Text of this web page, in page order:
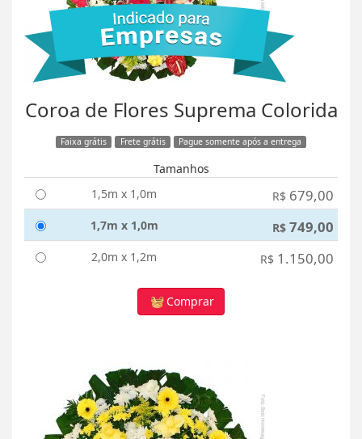
Coroa de Flores Suprema Colorida
Faixa grátis Frete grátis Pague somente após a entrega
Tamanhos
1,5m x 1,0m
R$ 679,00
1,7m x 1,0m R$ 749,00
2,0m x 1,2m R$ 1.150,00
Comprar